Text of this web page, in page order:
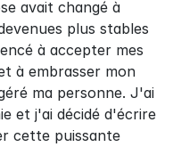
avait changé à
plus stables
à accepter mes
à embrasser mon
ma personne. J'ai
et j'ai décidé d'écrire
cette puissante